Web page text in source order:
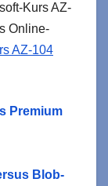
Kurs AZ-
Online-
AZ-104
Premium
Blob-